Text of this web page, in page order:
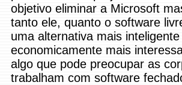
objetivo eliminar a Microsoft
tanto ele, quanto o software
uma alternativa mais
economicamente mais
algo que pode preocupar as
trabalham com software